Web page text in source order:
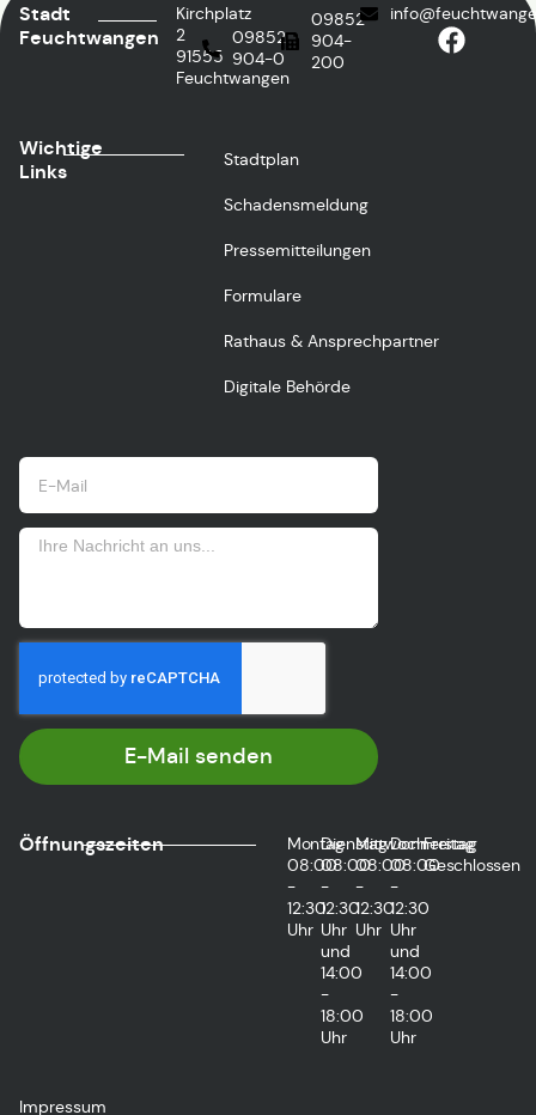
Stadt
Feuchtwangen
Kirchplatz
2
91555
Feuchtwangen
09852
904-0
09852
904-
200
Wichtige
Links
Stadtplan
Schadensmeldung
Pressemitteilungen
Formulare
Rathaus & Ansprechpartner
Digitale Behörde
E-Mail senden
Öffnungszeiten
Montag
08:00
-
12:30
Uhr
Dienstag
08:00
-
12:30
Uhr
und
14:00
-
18:00
Uhr
Mittwoch
08:00
-
12:30
Uhr
Donnerstag
08:00
-
12:30
Uhr
und
14:00
-
18:00
Uhr
Freitag
Geschlossen
Impressum